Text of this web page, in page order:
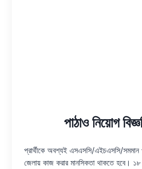
পাঠাও নিয়োগ
প্রার্থীকে অবশ্যই এসএসসি/এইচএসসি/সমমান
জেলায় কাজ করার মানসিকতা থাকতে হবে।